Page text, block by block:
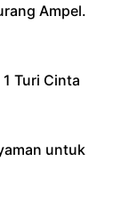
Ampel.
Turi Cinta
untuk